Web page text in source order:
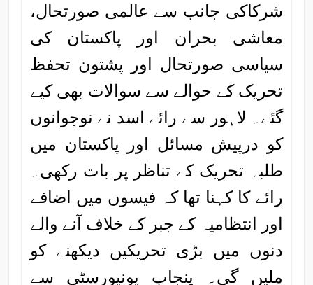
شرکاکی جانب سے عالمی صورتحال،
معاشی بحران اور پاکستان کی
سیاسی صورتحال اور پشتون تحفظ
تحریک کے حوالے سے سوالات بھی کیے
گئے۔ لاہور سے رائے اسد نے نوجوانوں
کو درپیش مسائل اور پاکستان میں
طلبہ تحریک کے تناظر پر بات رکھی۔
رائے کا کہنا تھا کہ فیسوں میں اضافے
اور انتظامیہ کے جبر کے خلاف آنے والے
دنوں میں بڑی تحریکیں دیکھنے کو
ملیں گی۔ پنجاب یونیورسٹی سے